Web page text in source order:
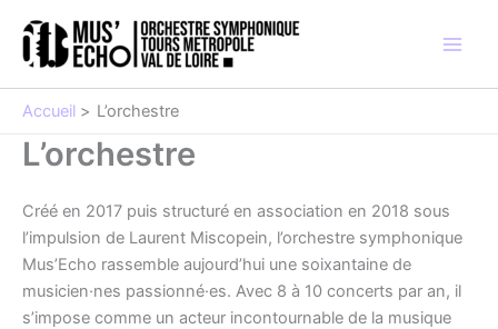
contenu
Accueil L’orchestre
L’orchestre
Créé en 2017 puis structuré en association en 2018 sous
l’impulsion de Laurent Miscopein, l’orchestre symphonique
Mus’Echo rassemble aujourd’hui une soixantaine de
musicien·nes passionné·es. Avec 8 à 10 concerts par an, il
s’impose comme un acteur incontournable de la musique